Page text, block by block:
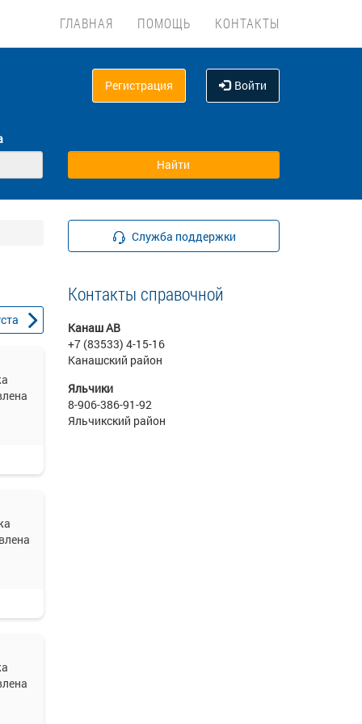
ГЛАВНАЯ ПОМОЩЬ КОНТАКТЫ
Регистрация Войти
Служба поддержки
Контакты справочной
Канаш АВ
+7 (83533) 4-15-16
Канашский район
Яльчики
8-906-386-91-92
Яльчикский район